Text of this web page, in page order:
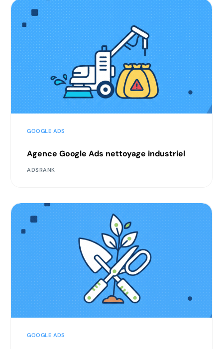
GOOGLE ADS
Agence Google Ads nettoyage industriel
ADSRANK
GOOGLE ADS